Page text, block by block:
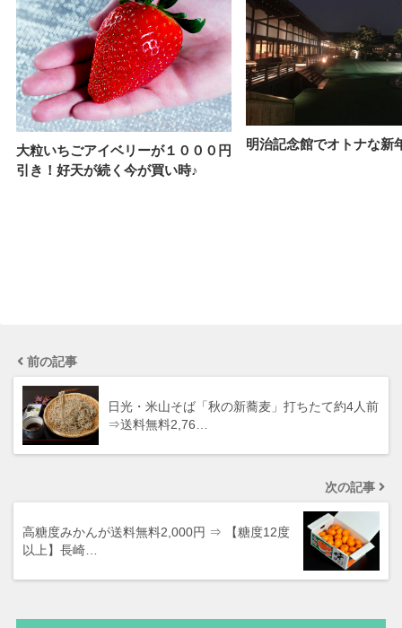
大粒いちごアイベリーが１０００円
引き！好天が続く今が買い時♪
明治記念館でオトナな新
前の記事
日光・米山そば「秋の新蕎麦」打ちたて約4人前
⇒送料無料2,76…
次の記事
高糖度みかんが送料無料2,000円 ⇒ 【糖度12度
以上】長崎…